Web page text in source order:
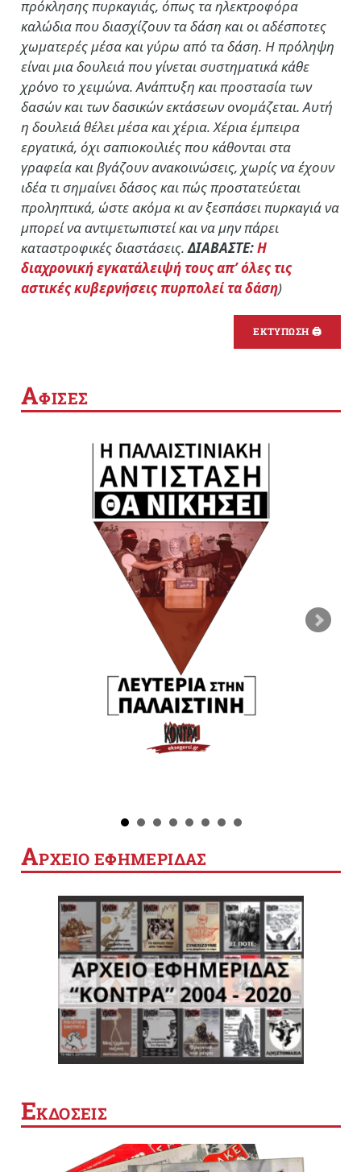
πρόκλησης πυρκαγιάς, όπως τα ηλεκτροφόρα
καλώδια που διασχίζουν τα δάση και οι αδέσποτες
χωματερές μέσα και γύρω από τα δάση. Η πρόληψη
είναι μια δουλειά που γίνεται συστηματικά κάθε
χρόνο το χειμώνα. Ανάπτυξη και προστασία των
δασών και των δασικών εκτάσεων ονομάζεται. Αυτή
η δουλειά θέλει μέσα και χέρια. Χέρια έμπειρα
εργατικά, όχι σαπιοκοιλιές που κάθονται στα
γραφεία και βγάζουν ανακοινώσεις, χωρίς να έχουν
ιδέα τι σημαίνει δάσος και πώς προστατεύεται
προληπτικά, ώστε ακόμα κι αν ξεσπάσει πυρκαγιά να
μπορεί να αντιμετωπιστεί και να μην πάρει
καταστροφικές διαστάσεις.ΔΙΑΒΑΣΤΕ:Η
διαχρονική εγκατάλειψή τους απ’ όλες τις
αστικές κυβερνήσεις πυρπολεί τα δάση)
ΕΚΤΥΠΩΣΗ 🖨
ΑΦΙΣΕΣ
ΑΡΧΕΙΟ ΕΦΗΜΕΡΙΔΑΣ
ΕΚΔΟΣΕΙΣ